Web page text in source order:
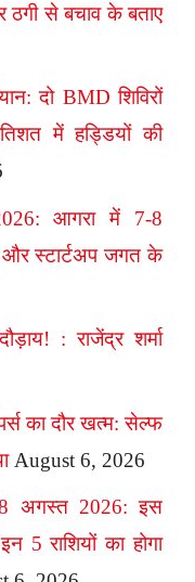
ठगी से बचाव के बताए
दो BMD शिविरों
में हड्डियों की
आगरा में 7-8
और स्टार्टअप जगत के
: राजेंद्र शर्मा
का दौर खत्म: सेल्फ
August 6, 2026
8 अगस्त 2026: इस
5 राशियों का होगा